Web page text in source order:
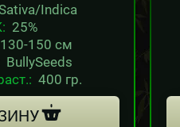
Indica
25%
130-150 см
BullySeeds
400 гр.